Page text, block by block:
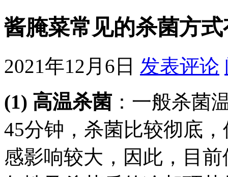
酱腌菜常见的杀菌方
2021年12月6日 发表评论
(1) 高温杀菌：一般杀菌
45分钟，杀菌比较彻底
感影响较大，因此，目